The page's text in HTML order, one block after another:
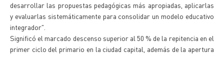
desarrollar las propuestas pedagógicas más apropiadas, aplicarlas
y evaluarlas sistemáticamente para consolidar un modelo educativo
integrador".
Significó el marcado descenso superior al 50 % de la repitencia en el
primer ciclo del primario en la ciudad capital, además de la apertura